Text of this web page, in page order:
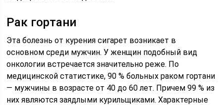
Рак гортани
Эта болезнь от курения сигарет возникает в
основном среди мужчин. У женщин подобный вид
онкологии встречается значительно реже. По
медицинской статистике, 90 % больных раком гортани
— мужчины в возрасте от 40 до 60 лет. Причем 99 % из
них являются заядлыми курильщиками. Характерные